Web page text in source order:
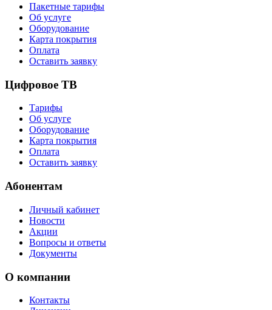
Пакетные тарифы
Об услуге
Оборудование
Карта покрытия
Оплата
Оставить заявку
Цифровое ТВ
Тарифы
Об услуге
Оборудование
Карта покрытия
Оплата
Оставить заявку
Абонентам
Личный кабинет
Новости
Акции
Вопросы и ответы
Документы
О компании
Контакты